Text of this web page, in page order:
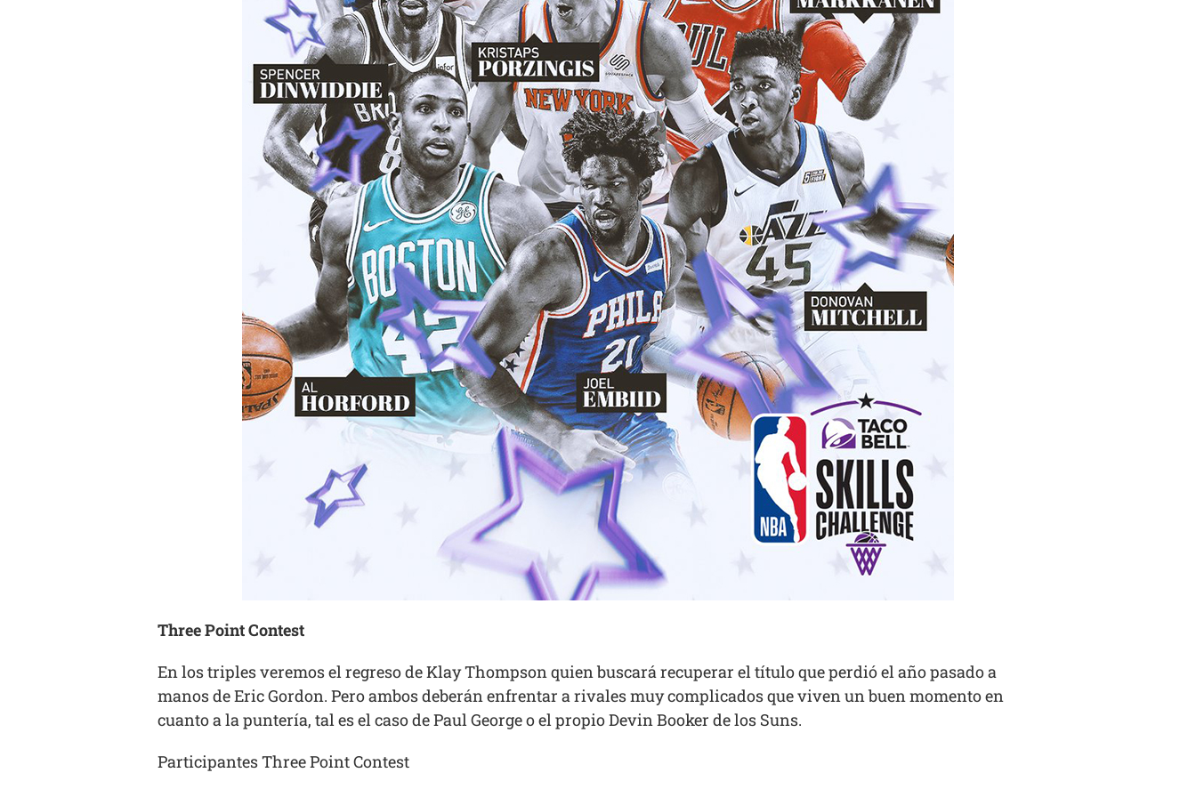
Three Point Contest
En los triples veremos el regreso de Klay Thompson quien buscará recuperar el título que perdió el año pasado a
manos de Eric Gordon. Pero ambos deberán enfrentar a rivales muy complicados que viven un buen momento en
cuanto a la puntería, tal es el caso de Paul George o el propio Devin Booker de los Suns.
Participantes Three Point Contest